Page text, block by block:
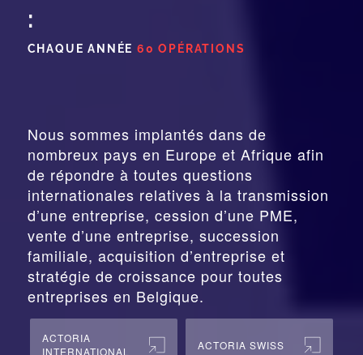
:
CHAQUE ANNÉE 60 OPÉRATIONS
Nous sommes implantés dans de
nombreux pays en Europe et Afrique afin
de répondre à toutes questions
internationales relatives à la transmission
d’une entreprise, cession d’une PME,
vente d’une entreprise, succession
familiale, acquisition d’entreprise et
stratégie de croissance pour toutes
entreprises en Belgique.
ACTORIA
INTERNATIONAL
ACTORIA SWISS